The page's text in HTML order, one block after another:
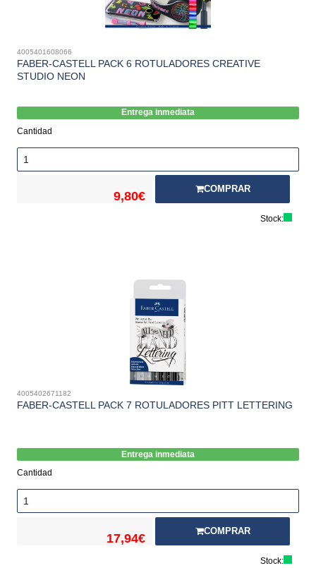
4005401608066
FABER-CASTELL PACK 6 ROTULADORES CREATIVE
STUDIO NEON
Entrega inmediata
Cantidad
9,80€
COMPRAR
Stock:
4005402671182
FABER-CASTELL PACK 7 ROTULADORES PITT LETTERING
Entrega inmediata
Cantidad
17,94€
COMPRAR
Stock: